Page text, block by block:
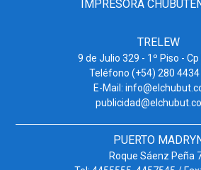
IMPRESORA
TRELEW
9 de Julio 329 - 1º Piso - Cp
Teléfono (+54) 280
E-Mail:
PUERTO
Roque Sáenz Peña